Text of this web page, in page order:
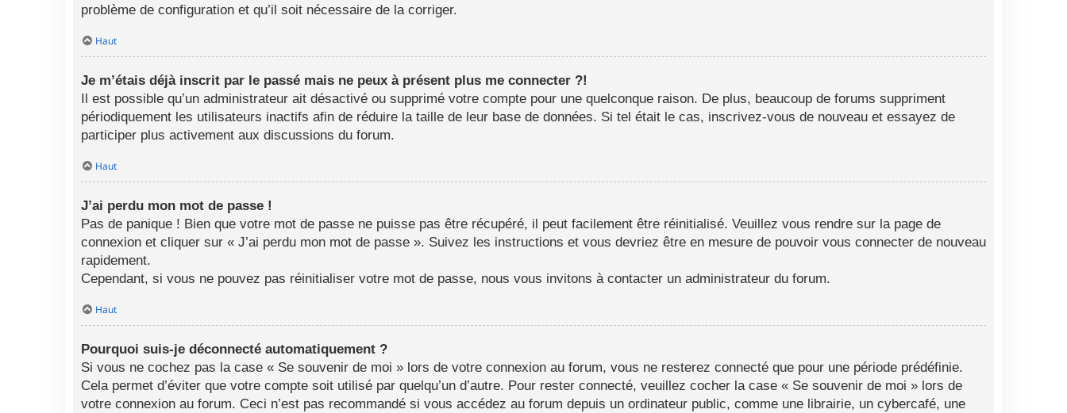
problème de configuration et qu’il soit nécessaire de la corriger.
Haut
Je m’étais déjà inscrit par le passé mais ne peux à présent plus me connecter ?!
Il est possible qu’un administrateur ait désactivé ou supprimé votre compte pour une quelconque raison. De plus, beaucoup de forums suppriment
périodiquement les utilisateurs inactifs afin de réduire la taille de leur base de données. Si tel était le cas, inscrivez-vous de nouveau et essayez de
participer plus activement aux discussions du forum.
Haut
J’ai perdu mon mot de passe !
Pas de panique ! Bien que votre mot de passe ne puisse pas être récupéré, il peut facilement être réinitialisé. Veuillez vous rendre sur la page de
connexion et cliquer sur « J’ai perdu mon mot de passe ». Suivez les instructions et vous devriez être en mesure de pouvoir vous connecter de nouveau
rapidement.
Cependant, si vous ne pouvez pas réinitialiser votre mot de passe, nous vous invitons à contacter un administrateur du forum.
Haut
Pourquoi suis-je déconnecté automatiquement ?
Si vous ne cochez pas la case « Se souvenir de moi » lors de votre connexion au forum, vous ne resterez connecté que pour une période prédéfinie.
Cela permet d’éviter que votre compte soit utilisé par quelqu’un d’autre. Pour rester connecté, veuillez cocher la case « Se souvenir de moi » lors de
votre connexion au forum. Ceci n’est pas recommandé si vous accédez au forum depuis un ordinateur public, comme une librairie, un cybercafé, une